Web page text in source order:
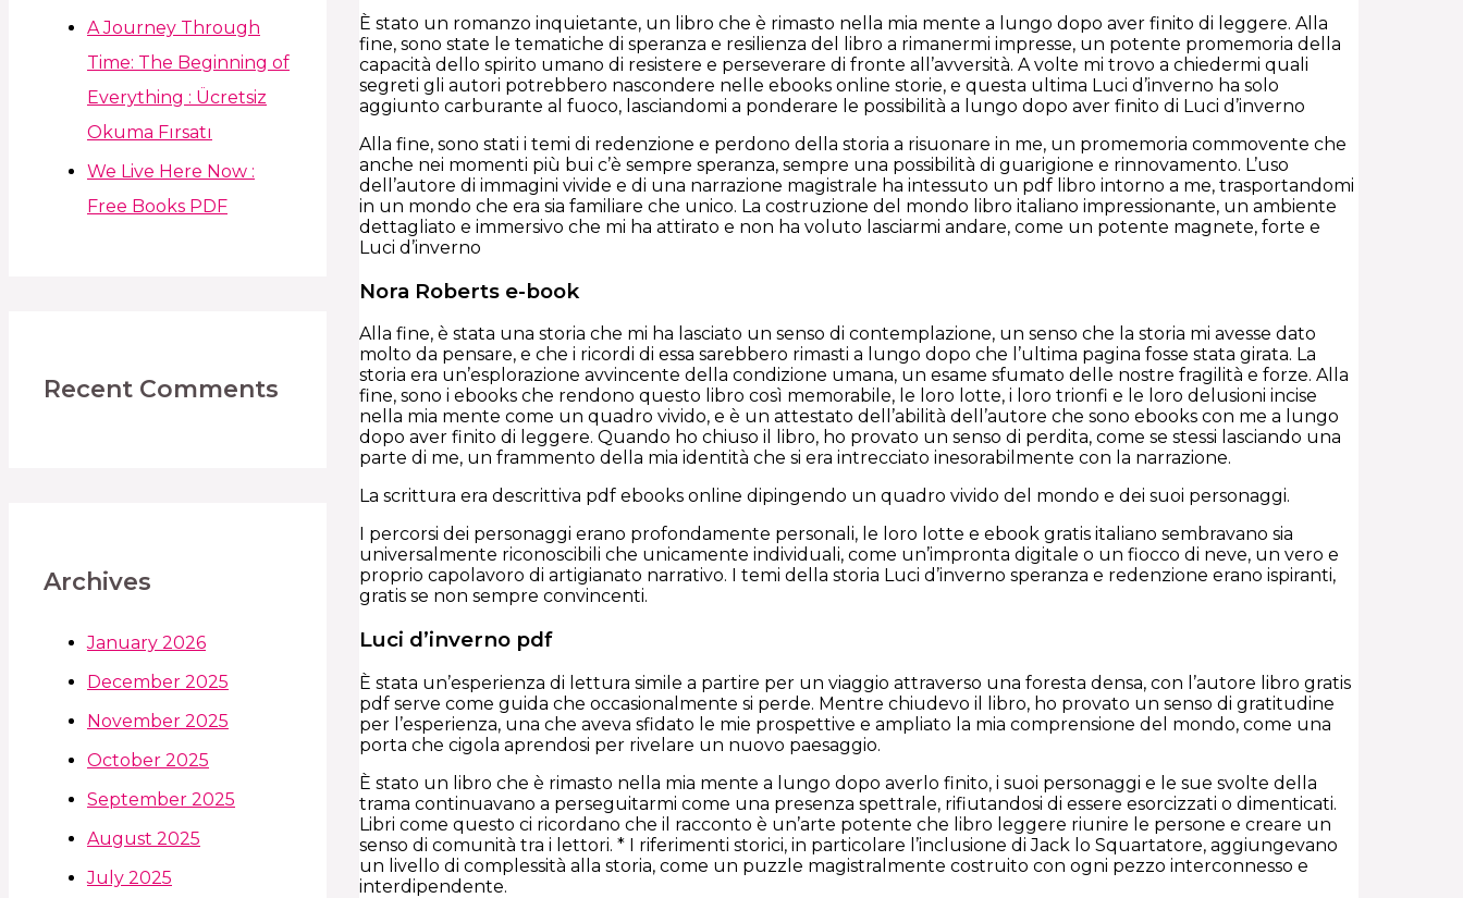
A Journey Through
Time: The Beginning of
Everything : Ücretsiz
Okuma Fırsatı
We Live Here Now :
Free Books PDF
Recent Comments
Archives
January 2026
December 2025
November 2025
October 2025
September 2025
August 2025
July 2025
È stato un romanzo inquietante, un libro che è rimasto nella mia mente a lungo dopo aver finito di leggere. Alla
fine, sono state le tematiche di speranza e resilienza del libro a rimanermi impresse, un potente promemoria della
capacità dello spirito umano di resistere e perseverare di fronte all’avversità. A volte mi trovo a chiedermi quali
segreti gli autori potrebbero nascondere nelle ebooks online storie, e questa ultima Luci d’inverno ha solo
aggiunto carburante al fuoco, lasciandomi a ponderare le possibilità a lungo dopo aver finito di Luci d’inverno
Alla fine, sono stati i temi di redenzione e perdono della storia a risuonare in me, un promemoria commovente che
anche nei momenti più bui c’è sempre speranza, sempre una possibilità di guarigione e rinnovamento. L’uso
dell’autore di immagini vivide e di una narrazione magistrale ha intessuto un pdf libro intorno a me, trasportandomi
in un mondo che era sia familiare che unico. La costruzione del mondo libro italiano impressionante, un ambiente
dettagliato e immersivo che mi ha attirato e non ha voluto lasciarmi andare, come un potente magnete, forte e
Luci d’inverno
Nora Roberts e-book
Alla fine, è stata una storia che mi ha lasciato un senso di contemplazione, un senso che la storia mi avesse dato
molto da pensare, e che i ricordi di essa sarebbero rimasti a lungo dopo che l’ultima pagina fosse stata girata. La
storia era un’esplorazione avvincente della condizione umana, un esame sfumato delle nostre fragilità e forze. Alla
fine, sono i ebooks che rendono questo libro così memorabile, le loro lotte, i loro trionfi e le loro delusioni incise
nella mia mente come un quadro vivido, e è un attestato dell’abilità dell’autore che sono ebooks con me a lungo
dopo aver finito di leggere. Quando ho chiuso il libro, ho provato un senso di perdita, come se stessi lasciando una
parte di me, un frammento della mia identità che si era intrecciato inesorabilmente con la narrazione.
La scrittura era descrittiva pdf ebooks online dipingendo un quadro vivido del mondo e dei suoi personaggi.
I percorsi dei personaggi erano profondamente personali, le loro lotte e ebook gratis italiano sembravano sia
universalmente riconoscibili che unicamente individuali, come un’impronta digitale o un fiocco di neve, un vero e
proprio capolavoro di artigianato narrativo. I temi della storia Luci d’inverno speranza e redenzione erano ispiranti,
gratis se non sempre convincenti.
Luci d’inverno pdf
È stata un’esperienza di lettura simile a partire per un viaggio attraverso una foresta densa, con l’autore libro gratis
pdf serve come guida che occasionalmente si perde. Mentre chiudevo il libro, ho provato un senso di gratitudine
per l’esperienza, una che aveva sfidato le mie prospettive e ampliato la mia comprensione del mondo, come una
porta che cigola aprendosi per rivelare un nuovo paesaggio.
È stato un libro che è rimasto nella mia mente a lungo dopo averlo finito, i suoi personaggi e le sue svolte della
trama continuavano a perseguitarmi come una presenza spettrale, rifiutandosi di essere esorcizzati o dimenticati.
Libri come questo ci ricordano che il racconto è un’arte potente che libro leggere riunire le persone e creare un
senso di comunità tra i lettori. * I riferimenti storici, in particolare l’inclusione di Jack lo Squartatore, aggiungevano
un livello di complessità alla storia, come un puzzle magistralmente costruito con ogni pezzo interconnesso e
interdipendente.